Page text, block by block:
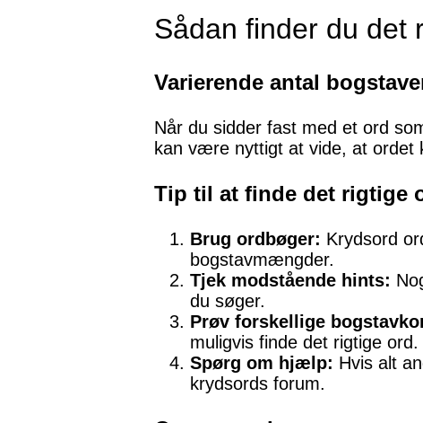
Sådan finder du det
Varierende antal
Når du sidder fast med et ord
kan være nyttigt at vide, at ordet
Tip til at finde det rigtige
Brug ordbøger: Krydsord
bogstavmængder.
Tjek modstående hints:
du søger.
Prøv forskellige
muligvis finde det rigtige ord.
Spørg om hjælp: Hvis alt
krydsords forum.